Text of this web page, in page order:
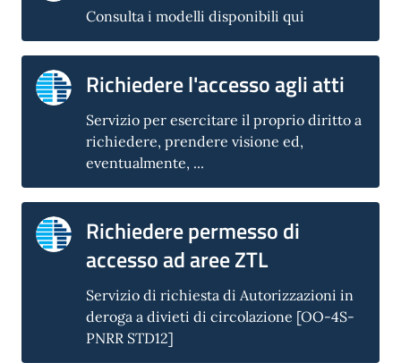
Consulta i modelli disponibili qui
Richiedere l'accesso agli atti
Servizio per esercitare il proprio diritto a
richiedere, prendere visione ed,
eventualmente, ...
Richiedere permesso di
accesso ad aree ZTL
Servizio di richiesta di Autorizzazioni in
deroga a divieti di circolazione [OO-4S-
PNRR STD12]